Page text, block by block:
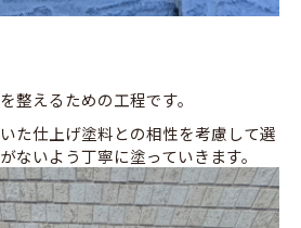
整えるための工程です。
た仕上げ塗料との相性を考慮して選
ないよう丁寧に塗っていきます。